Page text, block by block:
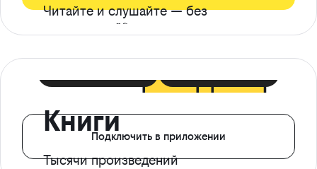
Читайте и слушайте — без
ограничений*
Книги
Тысячи произведений
Подключить в приложении